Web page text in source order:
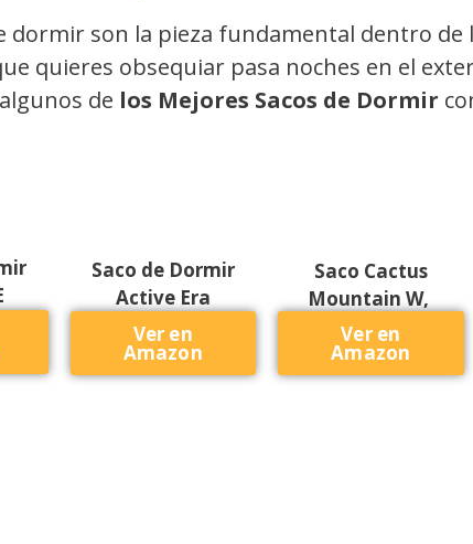
dormir son la pieza fundamental dentro de
quieres obsequiar pasa noches en el
de los Mejores Sacos de Dormir
Saco de Dormir
Active Era
Ver en
Amazon
Saco Cactus
Mountain W,
Ver en
Amazon